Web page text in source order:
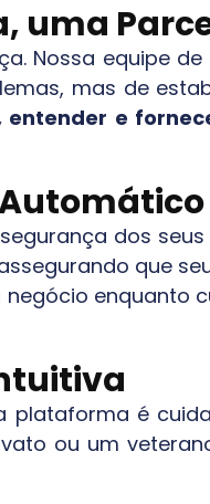
uma
Nossa equipe
mas de
e
dos
que
enquanto
plataforma é
ou um